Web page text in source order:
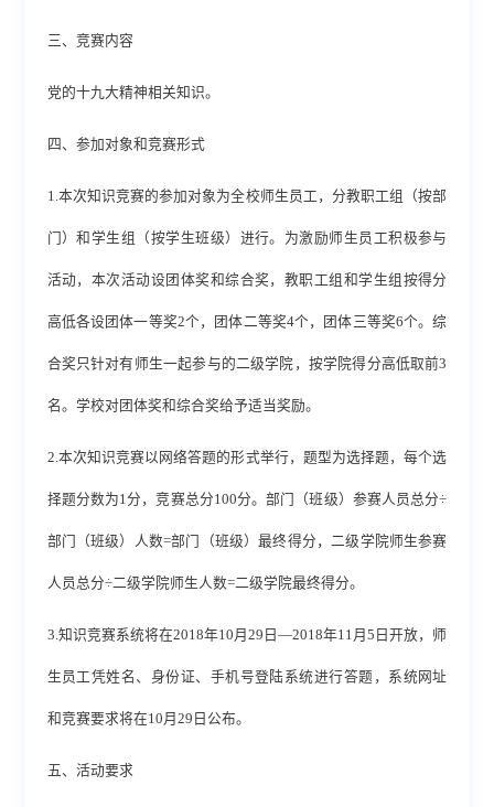
三、竞赛内容
党的十九大精神相关知识。
四、参加对象和竞赛形式
1.本次知识竞赛的参加对象为全校师生员工，分教职工组（按部
门）和学生组（按学生班级）进行。为激励师生员工积极参与
活动，本次活动设团体奖和综合奖，教职工组和学生组按得分
高低各设团体一等奖2个，团体二等奖4个，团体三等奖6个。综
合奖只针对有师生一起参与的二级学院，按学院得分高低取前3
名。学校对团体奖和综合奖给予适当奖励。
2.本次知识竞赛以网络答题的形式举行，题型为选择题，每个选
择题分数为1分，竞赛总分100分。部门（班级）参赛人员总分÷
部门（班级）人数=部门（班级）最终得分，二级学院师生参赛
人员总分÷二级学院师生人数=二级学院最终得分。
3.知识竞赛系统将在2018年10月29日—2018年11月5日开放，师
生员工凭姓名、身份证、手机号登陆系统进行答题，系统网址
和竞赛要求将在10月29日公布。
五、活动要求